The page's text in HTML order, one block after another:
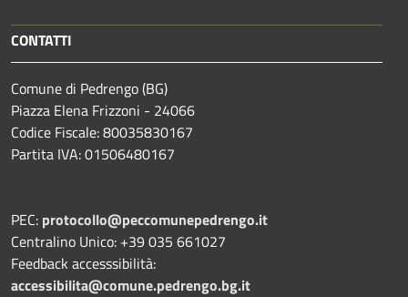
CONTATTI
Comune di Pedrengo (BG)
Piazza Elena Frizzoni - 24066
Codice Fiscale: 80035830167
Partita IVA: 01506480167
PEC: protocollo@peccomunepedrengo.it
Centralino Unico: +39 035 661027
Feedback accesssibilità:
accessibilita@comune.pedrengo.bg.it